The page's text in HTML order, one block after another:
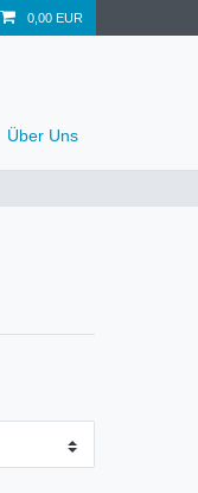
0,00 EUR
Über Uns